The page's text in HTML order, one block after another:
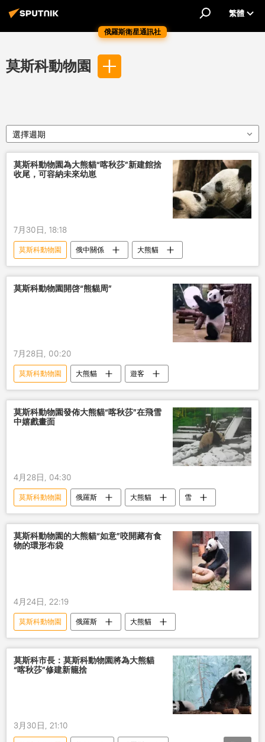
俄羅斯衛星通訊社
繁體
莫斯科動物園
選擇週期
莫斯科動物園為大熊貓“喀秋莎”新建館捨
收尾，可容納未來幼崽
7月30日, 18:18
莫斯科動物園 俄中關係 大熊貓
莫斯科動物園開啓“熊貓周”
7月28日, 00:20
莫斯科動物園 大熊貓 遊客
莫斯科動物園發佈大熊貓“喀秋莎”在飛雪
中嬉戲畫面
4月28日, 04:30
莫斯科動物園 俄羅斯 大熊貓 雪
莫斯科動物園的大熊貓“如意”咬開藏有食
物的環形布袋
4月24日, 22:19
莫斯科動物園 俄羅斯 大熊貓
莫斯科市長：莫斯科動物園將為大熊貓
“喀秋莎”修建新籠捨
3月30日, 21:10